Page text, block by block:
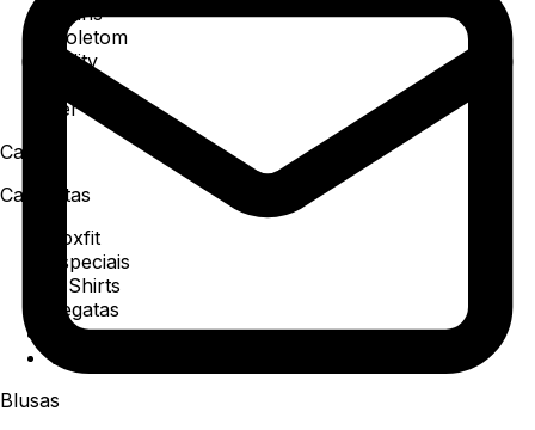
Jeans
Moletom
Utility
Ver todos
Camisa
Camisetas
Boxfit
Especiais
T-Shirts
Regatas
Polo
Ver todos
Blusas